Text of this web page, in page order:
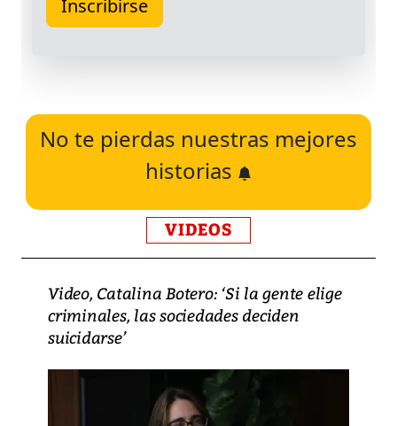
No te pierdas nuestras mejores
historias
VIDEOS
Video, Catalina Botero: ‘Si la gente elige
criminales, las sociedades deciden
suicidarse’